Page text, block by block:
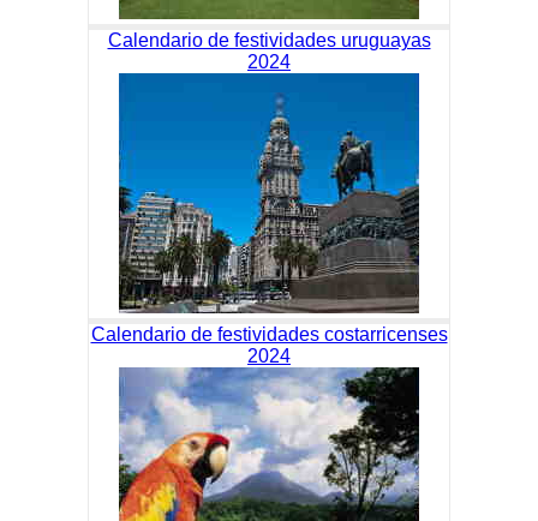
Calendario de festividades uruguayas
2024
Calendario de festividades costarricenses
2024